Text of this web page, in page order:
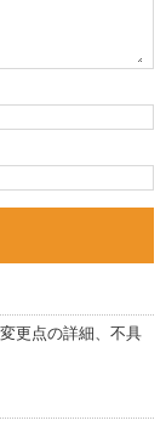
更点の詳細、不具